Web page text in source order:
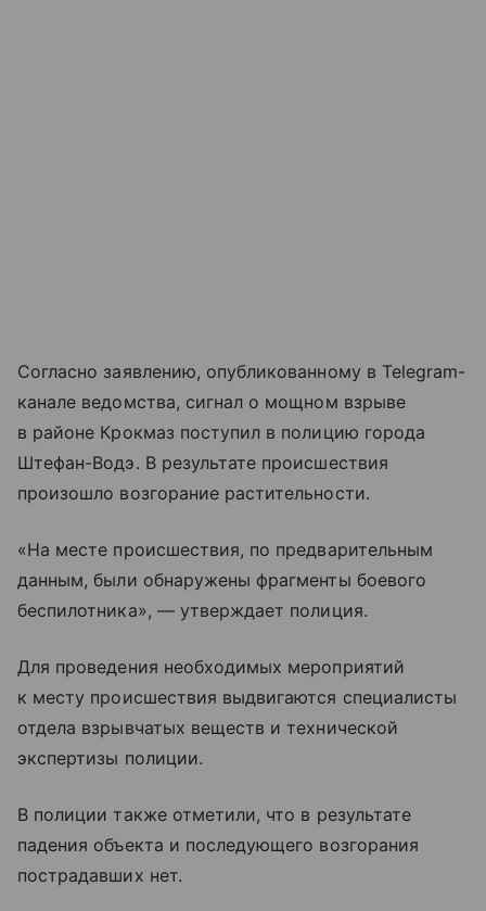
Согласно заявлению, опубликованному в Telegram-
канале ведомства, сигнал о мощном взрыве
в районе Крокмаз поступил в полицию города
Штефан-Водэ. В результате происшествия
произошло возгорание растительности.
«На месте происшествия, по предварительным
данным, были обнаружены фрагменты боевого
беспилотника», — утверждает полиция.
Для проведения необходимых мероприятий
к месту происшествия выдвигаются специалисты
отдела взрывчатых веществ и технической
экспертизы полиции.
В полиции также отметили, что в результате
падения объекта и последующего возгорания
пострадавших нет.